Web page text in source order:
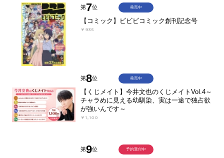
第7位
【コミック】ビビビコミック創刊記念号
￥935
発売中
第8位
【くじメイト】今井文也のくじメイトVol.4～
チャラめに見える幼馴染、実は一途で独占欲
が強いんです～
￥1,100
発売中
第9位 予約受付中